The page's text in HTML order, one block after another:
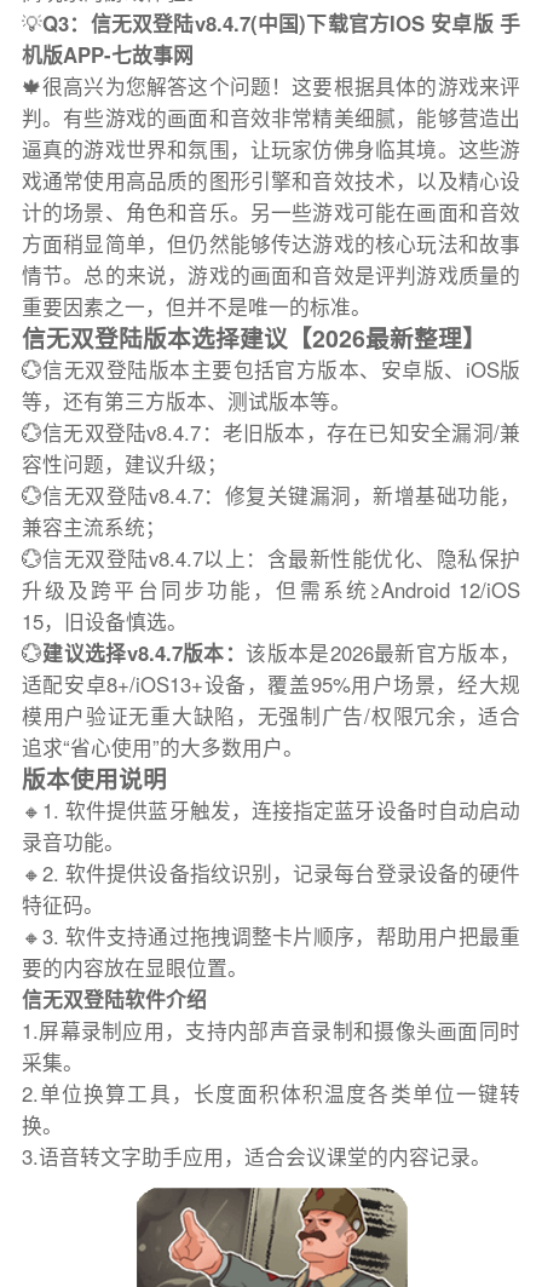
💡Q3：信无双登陆v8.4.7(中国)下载官方IOS 安卓版 手
机版APP-七故事网
🍁很高兴为您解答这个问题！这要根据具体的游戏来评
判。有些游戏的画面和音效非常精美细腻，能够营造出
逼真的游戏世界和氛围，让玩家仿佛身临其境。这些游
戏通常使用高品质的图形引擎和音效技术，以及精心设
计的场景、角色和音乐。另一些游戏可能在画面和音效
方面稍显简单，但仍然能够传达游戏的核心玩法和故事
情节。总的来说，游戏的画面和音效是评判游戏质量的
重要因素之一，但并不是唯一的标准。
信无双登陆版本选择建议【2026最新整理】
💮信无双登陆版本主要包括官方版本、安卓版、iOS版
等，还有第三方版本、测试版本等。
💮信无双登陆v8.4.7：老旧版本，存在已知安全漏洞/兼
容性问题，建议升级；
💮信无双登陆v8.4.7：修复关键漏洞，新增基础功能，
兼容主流系统；
💮信无双登陆v8.4.7以上：含最新性能优化、隐私保护
升级及跨平台同步功能，但需系统≥Android 12/iOS
15，旧设备慎选。
💮建议选择v8.4.7版本：该版本是2026最新官方版本，
适配安卓8+/iOS13+设备，覆盖95%用户场景，经大规
模用户验证无重大缺陷，无强制广告/权限冗余，适合
追求“省心使用”的大多数用户。
版本使用说明
🔸1. 软件提供蓝牙触发，连接指定蓝牙设备时自动启动
录音功能。
🔸2. 软件提供设备指纹识别，记录每台登录设备的硬件
特征码。
🔸3. 软件支持通过拖拽调整卡片顺序，帮助用户把最重
要的内容放在显眼位置。
信无双登陆软件介绍
1.屏幕录制应用，支持内部声音录制和摄像头画面同时
采集。
2.单位换算工具，长度面积体积温度各类单位一键转
换。
3.语音转文字助手应用，适合会议课堂的内容记录。